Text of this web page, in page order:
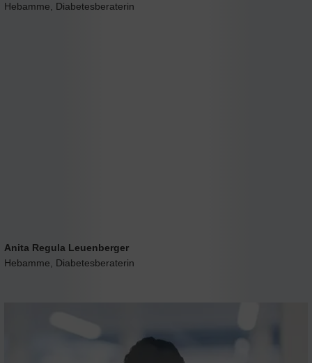
Hebamme, Diabetesberaterin
Anita Regula Leuenberger
Hebamme, Diabetesberaterin